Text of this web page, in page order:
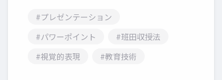
#プレゼンテーション
#パワーポイント
#班田収授法
#視覚的表現
#教育技術